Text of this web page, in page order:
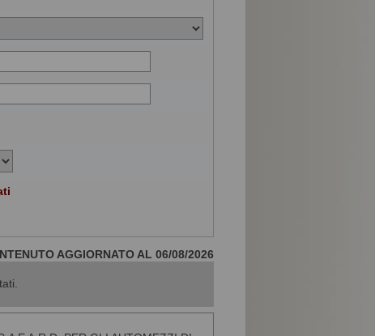
AGGIORNATO AL 06/08/2026